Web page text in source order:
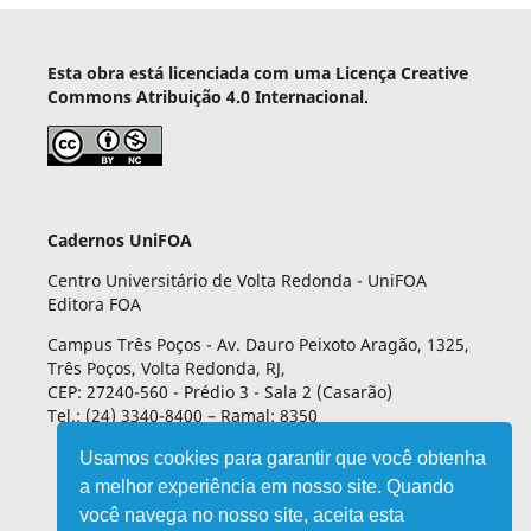
Usamos cookies para garantir que você obtenha
a melhor experiência em nosso site. Quando
você navega no nosso site, aceita esta
Esta obra está licenciada com uma Licença Creative
Commons Atribuição 4.0 Internacional.
Cadernos UniFOA
Centro Universitário de Volta Redonda - UniFOA
Editora FOA
Campus Três Poços - Av. Dauro Peixoto Aragão, 1325,
Três Poços, Volta Redonda, RJ,
CEP: 27240-560 - Prédio 3 - Sala 2 (Casarão)
Tel.: (24) 3340-8400 – Ramal: 8350